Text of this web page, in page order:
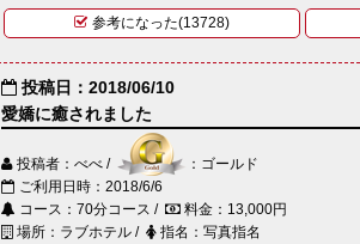
参考になった(13728)
投稿日：2018/06/10
愛嬌に癒されました
投稿者：べべ /
：ゴールド
ご利用日時：2018/6/6
コース：70分コース /
料金：13,000円
場所：ラブホテル /
指名：写真指名